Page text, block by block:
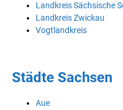
Landkreis Sächsische
Landkreis Zwickau
Vogtlandkreis
Städte Sachsen
Aue